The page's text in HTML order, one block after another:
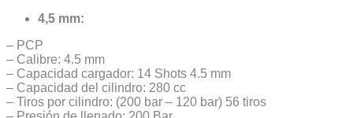
4,5 mm:
– PCP
– Calibre: 4.5 mm
– Capacidad cargador: 14 Shots 4.5 mm
– Capacidad del cilindro: 280 cc
– Tiros por cilindro: (200 bar – 120 bar) 56 tiros